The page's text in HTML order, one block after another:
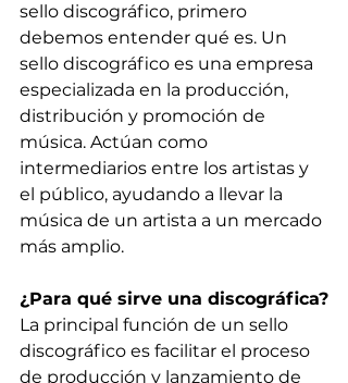
sello discográfico, primero
debemos entender qué es. Un
sello discográfico es una empresa
especializada en la producción,
distribución y promoción de
música. Actúan como
intermediarios entre los artistas y
el público, ayudando a llevar la
música de un artista a un mercado
más amplio.
¿Para qué sirve una discográfica?
La principal función de un sello
discográfico es facilitar el proceso
de producción y lanzamiento de